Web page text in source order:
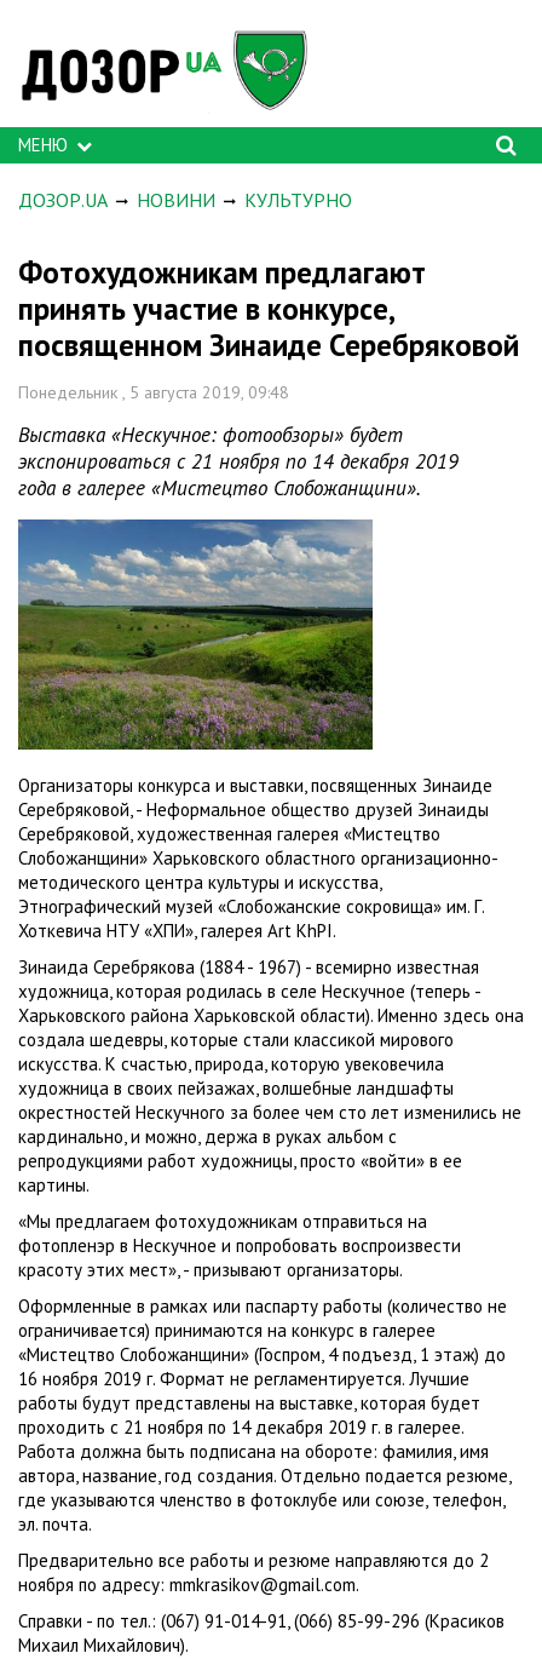
МЕНЮ
ДОЗОР.UA НОВИНИ КУЛЬТУРНО
Фотохудожникам предлагают
принять участие в конкурсе,
посвященном Зинаиде Серебряковой
Понедельник , 5 августа 2019, 09:48
Выставка «Нескучное: фотообзоры» будет
экспонироваться с 21 ноября по 14 декабря 2019
года в галерее «Мистецтво Слобожанщини».
Организаторы конкурса и выставки, посвященных Зинаиде
Серебряковой, - Неформальное общество друзей Зинаиды
Серебряковой, художественная галерея «Мистецтво
Слобожанщини» Харьковского областного организационно-
методического центра культуры и искусства,
Этнографический музей «Слобожанские сокровища» им. Г.
Хоткевича НТУ «ХПИ», галерея Art KhPI.
Зинаида Серебрякова (1884 - 1967) - всемирно известная
художница, которая родилась в селе Нескучное (теперь -
Харьковского района Харьковской области). Именно здесь она
создала шедевры, которые стали классикой мирового
искусства. К счастью, природа, которую увековечила
художница в своих пейзажах, волшебные ландшафты
окрестностей Нескучного за более чем сто лет изменились не
кардинально, и можно, держа в руках альбом с
репродукциями работ художницы, просто «войти» в ее
картины.
«Мы предлагаем фотохудожникам отправиться на
фотопленэр в Нескучное и попробовать воспроизвести
красоту этих мест», - призывают организаторы.
Оформленные в рамках или паспарту работы (количество не
ограничивается) принимаются на конкурс в галерее
«Мистецтво Слобожанщини» (Госпром, 4 подъезд, 1 этаж) до
16 ноября 2019 г. Формат не регламентируется. Лучшие
работы будут представлены на выставке, которая будет
проходить с 21 ноября по 14 декабря 2019 г. в галерее.
Работа должна быть подписана на обороте: фамилия, имя
автора, название, год создания. Отдельно подается резюме,
где указываются членство в фотоклубе или союзе, телефон,
эл. почта.
Предварительно все работы и резюме направляются до 2
ноября по адресу: mmkrasikov@gmail.com.
Справки - по тел.: (067) 91-014-91, (066) 85-99-296 (Красиков
Михаил Михайлович).